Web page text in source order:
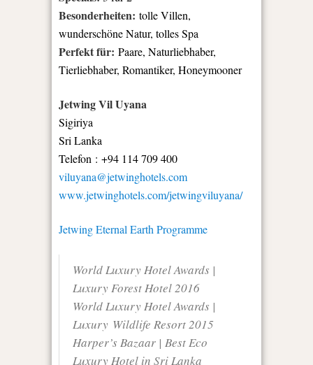
Besonderheiten: tolle Villen,
wunderschöne Natur, tolles Spa
Perfekt für: Paare, Naturliebhaber,
Tierliebhaber, Romantiker, Honeymooner
Jetwing Vil Uyana
Sigiriya
Sri Lanka
Telefon : +94 114 709 400
viluyana@jetwinghotels.com
www.jetwinghotels.com/jetwingviluyana/
Jetwing Eternal Earth Programme
World Luxury Hotel Awards |
Luxury Forest Hotel 2016
World Luxury Hotel Awards |
Luxury Wildlife Resort 2015
Harper’s Bazaar | Best Eco
Luxury Hotel in Sri Lanka